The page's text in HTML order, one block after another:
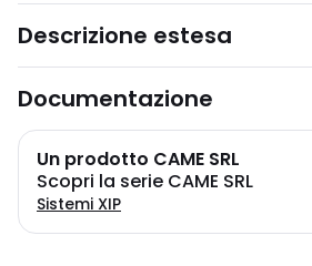
Descrizione estesa
Documentazione
Un prodotto CAME SRL
Scopri la serie CAME SRL
Sistemi XIP